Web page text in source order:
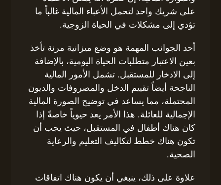
على شريك واحد لتحمل الأعباء المالية غالباً ما
تؤدي إلى مشكلات في الحياة الزوجية.
أحد الجوانب المهمة هو وضع ميزانية مرنة تأخذ
بعين الاعتبار متطلبات الحياة اليومية، بالإضافة
إلى الادخار للمستقبل. تشمل الأمور المالية
الناجحة أيضاً تقييم الدخل والمصروفات والديون
المحتملة، مما يساعد في توضيح الصورة المالية
الإجمالية للعائلة. هذا الأمر يعد حيوياً خاصةً إذا
كان هناك أطفال في المستقبل، حيث يجب أن
تكون هناك خطط لتكاليف التعليم والرعاية
الصحية.
علاوة على ذلك، ينبغي أن يكون هناك اتفاقات